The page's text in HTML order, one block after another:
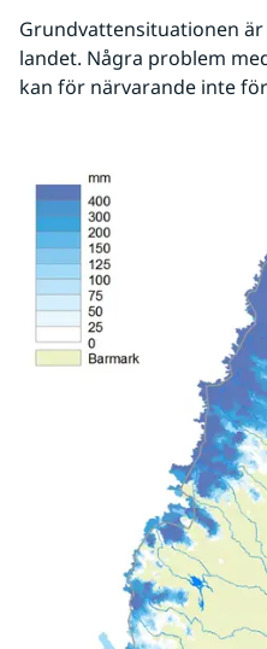
Grundvattensituationen
landet. Några problem
kan för närvarande inte